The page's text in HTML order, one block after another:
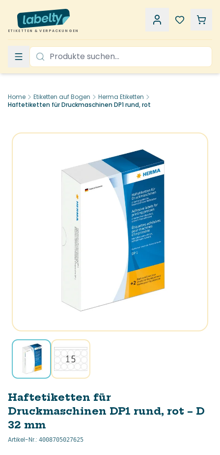
ETIKETTEN & VERPACKUNGEN
Home Etiketten auf Bogen
Herma Etiketten
Haftetiketten für Druckmaschinen DP1 rund, rot
Haftetiketten für
Druckmaschinen DP1 rund, rot – D
32 mm
Artikel-Nr.: 4008705027625